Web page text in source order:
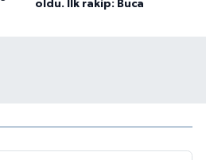
oldu. İlk rakip: Buca